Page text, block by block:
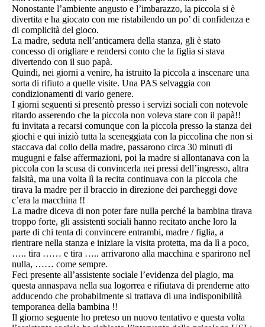
Nonostante l’ambiente angusto e l’imbarazzo, la piccola si è
divertita e ha giocato con me ristabilendo un po’ di confidenza e
di complicità del gioco.
La madre, seduta nell’anticamera della stanza, gli è stato
concesso di origliare e rendersi conto che la figlia si stava
divertendo con il suo papà.
Quindi, nei giorni a venire, ha istruito la piccola a inscenare una
sorta di rifiuto a quelle visite. Una PAS selvaggia con
condizionamenti di vario genere.
I giorni seguenti si presentò presso i servizi sociali con notevole
ritardo asserendo che la piccola non voleva stare con il papà!!
fu invitata a recarsi comunque con la piccola presso la stanza dei
giochi e qui iniziò tutta la sceneggiata con la piccolina che non si
staccava dal collo della madre, passarono circa 30 minuti di
mugugni e false affermazioni, poi la madre si allontanava con la
piccola con la scusa di convincerla nei pressi dell’ingresso, altra
falsità, ma una volta lì la recita continuava con la piccola che
tirava la madre per il braccio in direzione dei parcheggi dove
c’era la macchina !!
La madre diceva di non poter fare nulla perché la bambina tirava
troppo forte, gli assistenti sociali hanno recitato anche loro la
parte di chi tenta di convincere entrambi, madre / figlia, a
rientrare nella stanza e iniziare la visita protetta, ma da lì a poco,
….. tira …… e tira ….. arrivarono alla macchina e sparirono nel
nulla, …… come sempre.
Feci presente all’assistente sociale l’evidenza del plagio, ma
questa annaspava nella sua logorrea e rifiutava di prenderne atto
adducendo che probabilmente si trattava di una indisponibilità
temporanea della bambina !!
Il giorno seguente ho preteso un nuovo tentativo e questa volta